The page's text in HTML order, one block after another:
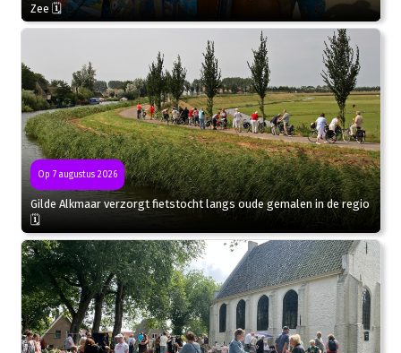
Zee 🗓
Op 7 augustus 2026
Gilde Alkmaar verzorgt fietstocht langs oude gemalen in de regio
🗓